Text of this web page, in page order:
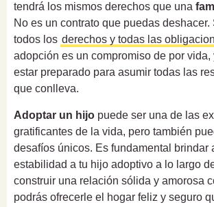
tendrá los mismos derechos que una
No es un contrato que puedas deshacer.
todos los derechos y todas las
adopción es un compromiso de por vida,
estar preparado para asumir todas las
que conlleva.
Adoptar un hijo puede ser una de las
gratificantes de la vida, pero también
desafíos únicos. Es fundamental brindar
estabilidad a tu hijo adoptivo a lo largo
construir una relación sólida y amorosa
podrás ofrecerle el hogar feliz y seguro